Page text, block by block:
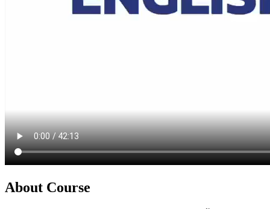
About Course